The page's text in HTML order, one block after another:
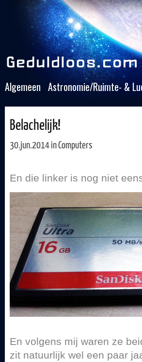
Algemeen Astronomie/Ruimte- &
Belachelijk!
30.jun.2014 inComputers
En die linker is nog niet
En volgens mij waren ze
zit natuurlijk wel een paar